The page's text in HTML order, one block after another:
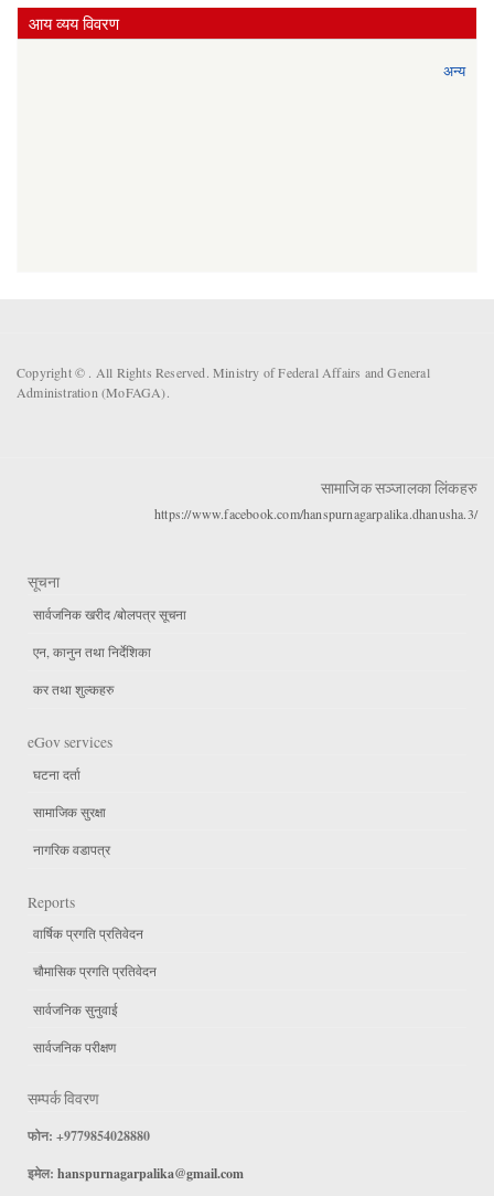
आय व्यय विवरण
अन्य
Copyright © . All Rights Reserved. Ministry of Federal Affairs and General
Administration (MoFAGA).
सामाजिक सञ्जालका लिंकहरु
https://www.facebook.com/hanspurnagarpalika.dhanusha.3/
सूचना
सार्वजनिक खरीद /बोलपत्र सूचना
एन, कानुन तथा निर्देशिका
कर तथा शुल्कहरु
eGov services
घटना दर्ता
सामाजिक सुरक्षा
नागरिक वडापत्र
Reports
वार्षिक प्रगति प्रतिवेदन
चौमासिक प्रगति प्रतिवेदन
सार्वजनिक सुनुवाई
सार्वजनिक परीक्षण
सम्पर्क विवरण
फोन: +9779854028880
इमेल: hanspurnagarpalika@gmail.com